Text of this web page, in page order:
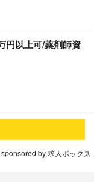
円以上可/薬剤師資
sponsored by 求人ボックス